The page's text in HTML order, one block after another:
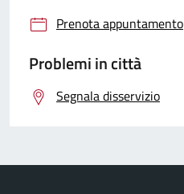
Prenota appuntamento
Problemi in città
Segnala disservizio